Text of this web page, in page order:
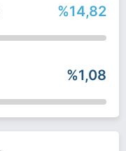
%14,82
%1,08